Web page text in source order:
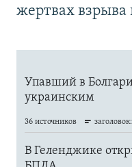
жертвах взрыва